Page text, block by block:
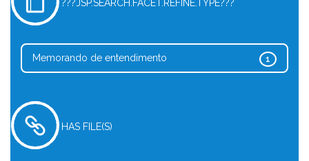
???JSP.SEARCH.FACET.REFINE.TYPE???
1
Memorando de entendimento
HAS FILE(S)